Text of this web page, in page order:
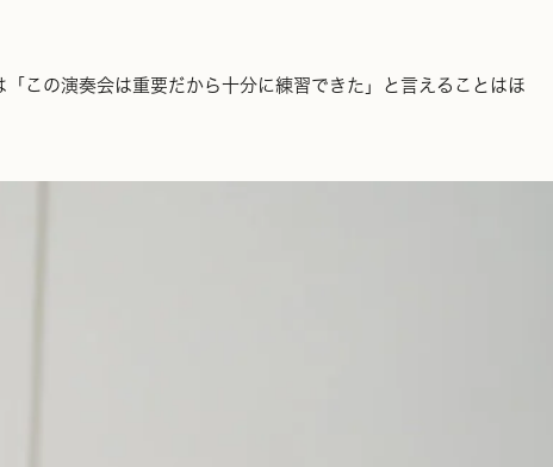
この演奏会は重要だから十分に練習できた」と言えることはほ